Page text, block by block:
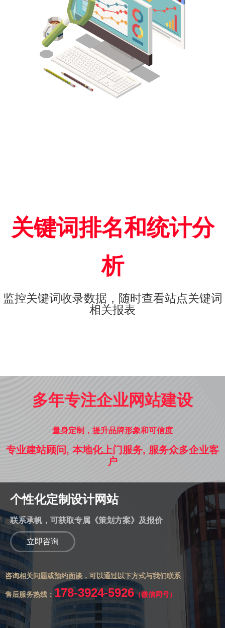
关键词排名和统计分
析
监控关键词收录数据，随时查看站点关键词
相关报表
多年专注企业网站建设
量身定制，提升品牌形象和可信度
专业建站顾问, 本地化上门服务, 服务众多企业客
户
个性化定制设计网站
联系承帆，可获取专属《策划方案》及报价
立即咨询
咨询相关问题或预约面谈，可以通过以下方式与我们联系
售后服务热线： 178-3924-5926（微信同号）